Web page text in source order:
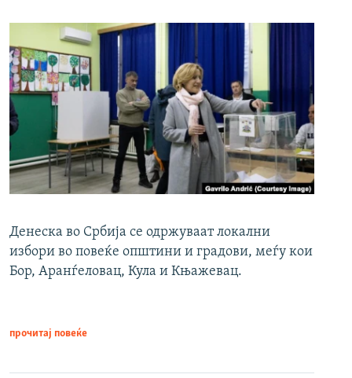
Денеска во Србија се одржуваат локални
избори во повеќе општини и градови, меѓу кои
Бор, Аранѓеловац, Кула и Књажевац.
прочитај повеќе